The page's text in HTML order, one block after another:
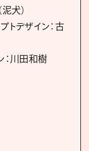
犬）
トデザイン：古
：川田和樹